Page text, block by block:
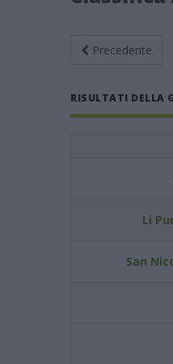
Precedente
RISULTATI DELLA
Li
San